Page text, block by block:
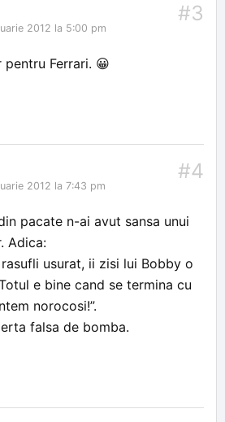
#3
2012 la 5:00 pm
Ferrari. 😀
#4
2012 la 7:43 pm
pacate n-ai avut sansa unui
Adica:
usurat, ii zisi lui Bobby o
e bine cand se termina cu
norocosi!”.
falsa de bomba.